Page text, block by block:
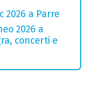
2026 a Parre
2026 a
concerti e